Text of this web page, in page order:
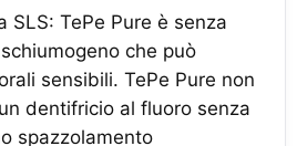
SLS: TePe Pure è senza
che può
sensibili. TePe Pure non
dentifricio al fluoro senza
spazzolamento